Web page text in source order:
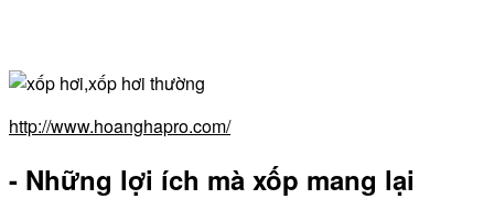
http://www.hoanghapro.com/
- Những lợi ích mà xốp mang lại